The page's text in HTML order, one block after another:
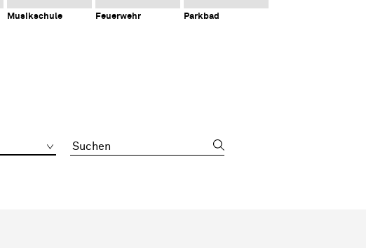
Musikschule Feuerwehr Parkbad
Suchbegriff